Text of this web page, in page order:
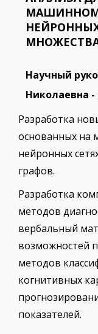
Научный
Николаевна -
Разработка
основанных на
нейронных
графов.
Разработка
методов
вербальный
возможностей
методов
когнитивных
показателей.